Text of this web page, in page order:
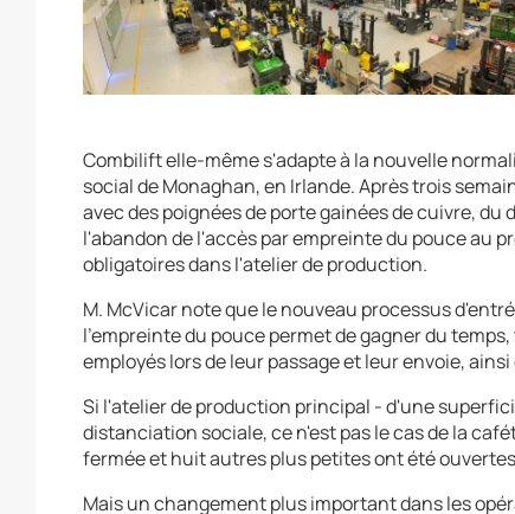
Combilift elle-même s'adapte à la nouvelle
social de Monaghan, en Irlande. Après trois
avec des poignées de porte gainées de cuivre,
l'abandon de l'accès par empreinte du pouce au
obligatoires dans l'atelier de production.
M. McVicar note que le nouveau processus
l'empreinte du pouce permet de gagner du
employés lors de leur passage et leur envoie,
Si l'atelier de production principal - d'une
distanciation sociale, ce n'est pas le cas de la
fermée et huit autres plus petites ont été
Mais un changement plus important dans les